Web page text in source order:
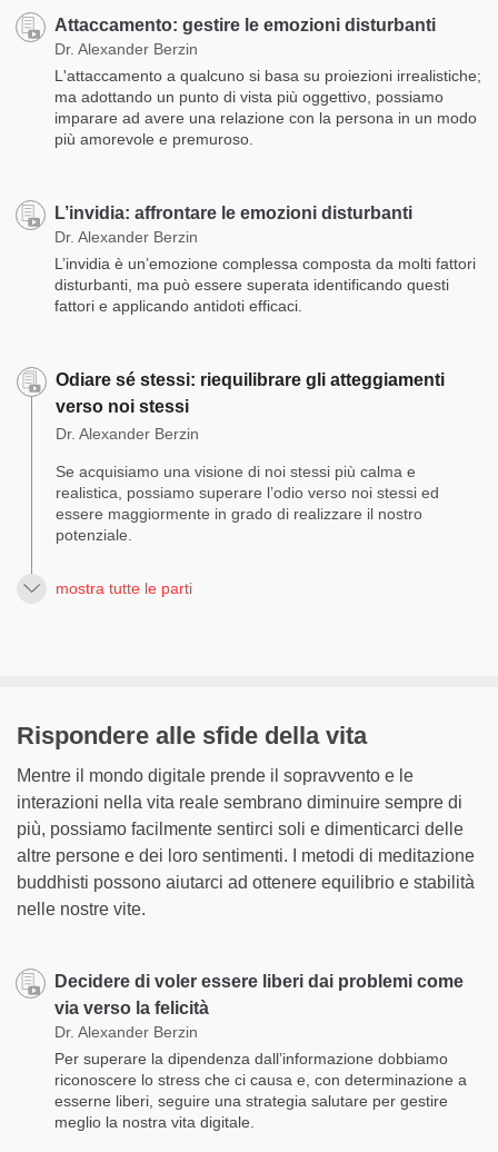
Attaccamento: gestire le emozioni disturbanti
Dr. Alexander Berzin
L'attaccamento a qualcuno si basa su proiezioni irrealistiche;
ma adottando un punto di vista più oggettivo, possiamo
imparare ad avere una relazione con la persona in un modo
più amorevole e premuroso.
L’invidia: affrontare le emozioni disturbanti
Dr. Alexander Berzin
L’invidia è un’emozione complessa composta da molti fattori
disturbanti, ma può essere superata identificando questi
fattori e applicando antidoti efficaci.
Odiare sé stessi: riequilibrare gli atteggiamenti
verso noi stessi
Dr. Alexander Berzin
Se acquisiamo una visione di noi stessi più calma e
realistica, possiamo superare l’odio verso noi stessi ed
essere maggiormente in grado di realizzare il nostro
potenziale.
mostra tutte le parti
Rispondere alle sfide della vita
Mentre il mondo digitale prende il sopravvento e le
interazioni nella vita reale sembrano diminuire sempre di
più, possiamo facilmente sentirci soli e dimenticarci delle
altre persone e dei loro sentimenti. I metodi di meditazione
buddhisti possono aiutarci ad ottenere equilibrio e stabilità
nelle nostre vite.
Decidere di voler essere liberi dai problemi come
via verso la felicità
Dr. Alexander Berzin
Per superare la dipendenza dall’informazione dobbiamo
riconoscere lo stress che ci causa e, con determinazione a
esserne liberi, seguire una strategia salutare per gestire
meglio la nostra vita digitale.